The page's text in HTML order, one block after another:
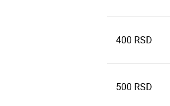
400 RSD
500 RSD